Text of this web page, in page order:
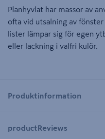
Planhyvlat har massor av
ofta vid utsalning av
lister lämpar sig för egen
eller lackning i valfri kulör.
Produktinformation
productReviews